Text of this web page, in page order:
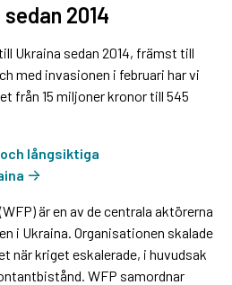
2014
Ukraina sedan 2014, främst till
med invasionen i februari har vi
från 15 miljoner kronor till 545
långsiktiga
är en av de centrala aktörerna
i Ukraina. Organisationen skalade
när kriget eskalerade, i huvudsak
WFP samordnar